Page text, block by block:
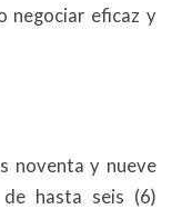
negociar eficaz y
noventa y nueve
hasta seis (6)